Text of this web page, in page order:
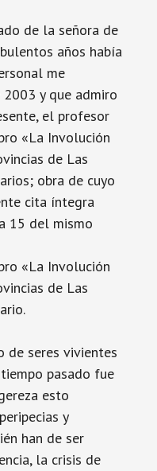
de la señora de
años había
me
y que admiro
el profesor
«La Involución
de Las
obra de cuyo
cita íntegra
15 del mismo
«La Involución
de Las
de seres vivientes
pasado fue
esto
y
han de ser
la crisis de